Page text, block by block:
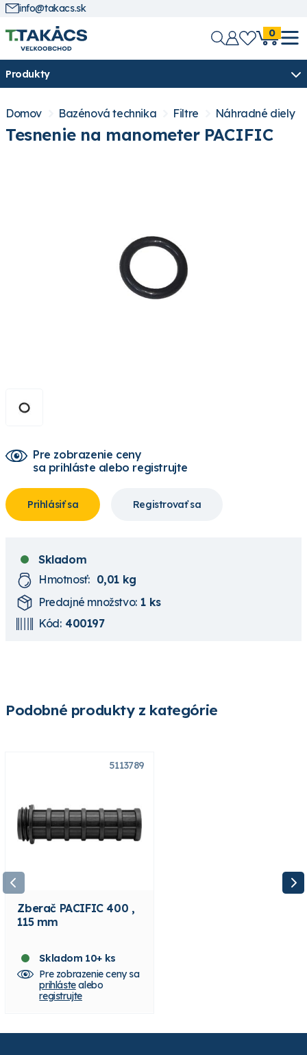
info@takacs.sk
0
Produkty
Domov Bazénová technika Filtre Náhradné diely
Tesnenie na manometer PACIFIC
Pre zobrazenie ceny
sa prihláste alebo registrujte
Prihlásiť sa Registrovať sa
Skladom
Hmotnosť: 0,01 kg
Predajné množstvo: 1 ks
Kód: 400197
Podobné produkty z kategórie
5113789
Zberač PACIFIC 400 ,
115 mm
Skladom 10+ ks
Pre zobrazenie ceny sa
prihlástealebo
registrujte